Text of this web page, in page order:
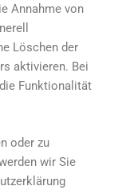
Annahme von
Löschen der
aktivieren. Bei
Funktionalität
oder zu
wir Sie